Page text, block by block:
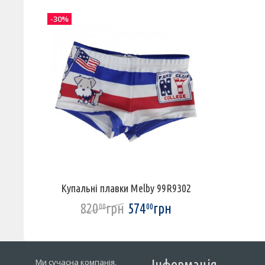
Купальні плавки Melby 99R9302
82000грн 57400грн
-30%
Ми сучасна компанія,